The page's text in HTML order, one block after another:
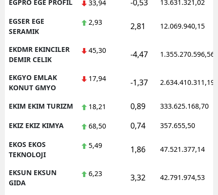
EGPRO EGE PROFIL 33,94 -0,53 13.631.321,02
EGSER EGE
SERAMIK
2,93 2,81 12.069.940,15
EKDMR EKINCILER
DEMIR CELIK
45,30 -4,47 1.355.270.596,56
EKGYO EMLAK
KONUT GMYO
17,94 -1,37 2.634.410.311,19
EKIM EKIM TURIZM 18,21 0,89 333.625.168,70
EKIZ EKIZ KIMYA 68,50 0,74 357.655,50
EKOS EKOS
TEKNOLOJI
5,49 1,86 47.521.377,14
EKSUN EKSUN
GIDA
6,23 3,32 42.791.974,53